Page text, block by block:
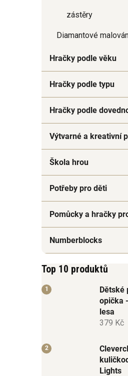
zástěry
Diamantové
Hračky podle věku
Hračky podle typu
Hračky podle
Výtvarné a kreativní
Škola hrou
Potřeby pro děti
Pomůcky a hračky
Numberblocks
Top 10 produktů
Dětské
opička
lesa
379 Kč
Lights